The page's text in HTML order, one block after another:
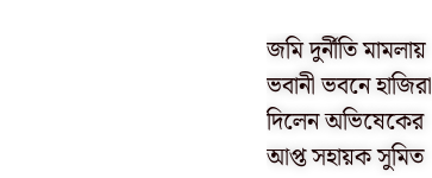
জমি দুর্নীতি মামলায়
ভবানী ভবনে হাজিরা
দিলেন অভিষেকের
আপ্ত সহায়ক সুমিত